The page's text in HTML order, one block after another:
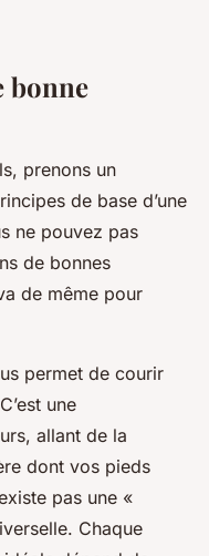
bonne
prenons un
de base d’une
ne pouvez pas
de bonnes
de même pour
permet de courir
une
allant de la
dont vos pieds
pas une «
Chaque